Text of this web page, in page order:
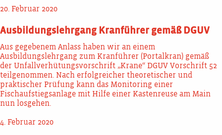
20. Februar 2020
Ausbildungslehrgang Kranführer gemäß DGUV
Aus gegebenem Anlass haben wir an einem
Ausbildungslehrgang zum Kranführer (Portalkran) gemäß
der Unfallverhütungsvorschrift „Krane“ DGUV Vorschrift 52
teilgenommen. Nach erfolgreicher theoretischer und
praktischer Prüfung kann das Monitoring einer
Fischaufstiegsanlage mit Hilfe einer Kastenreuse am Main
nun losgehen.
4. Februar 2020